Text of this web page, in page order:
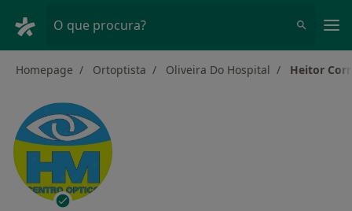
O que procura?
Homepage Ortoptista Oliveira Do Hospital Heitor